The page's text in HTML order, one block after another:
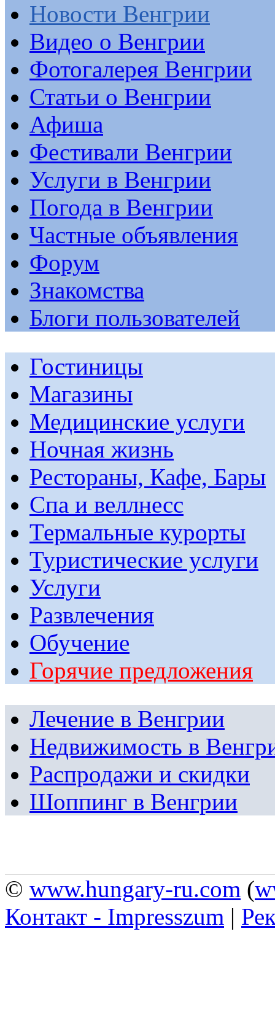
Новости Венгрии
Видео о Венгрии
Фотогалерея Венгрии
Статьи о Венгрии
Афиша
Фестивали Венгрии
Услуги в Венгрии
Погода в Венгрии
Частные объявления
Форум
Знакомства
Блоги пользователей
Гостиницы
Магазины
Медицинские услуги
Ночная жизнь
Рестораны, Кафе, Бары
Спа и веллнесс
Термальные курорты
Туристические услуги
Услуги
Развлечения
Обучение
Горячие предложения
Лечение в Венгрии
Недвижимость в
Распродажи и скидки
Шоппинг в Венгрии
© www.hungary-ru.com (
Контакт - Impresszum |